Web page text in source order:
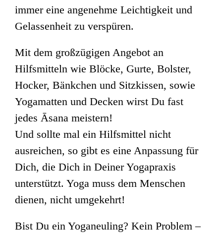
immer eine angenehme Leichtigkeit und
Gelassenheit zu verspüren.
Mit dem großzügigen Angebot an
Hilfsmitteln wie Blöcke, Gurte, Bolster,
Hocker, Bänkchen und Sitzkissen, sowie
Yogamatten und Decken wirst Du fast
jedes Āsana meistern!
Und sollte mal ein Hilfsmittel nicht
ausreichen, so gibt es eine Anpassung für
Dich, die Dich in Deiner Yogapraxis
unterstützt. Yoga muss dem Menschen
dienen, nicht umgekehrt!
Bist Du ein Yoganeuling? Kein Problem –